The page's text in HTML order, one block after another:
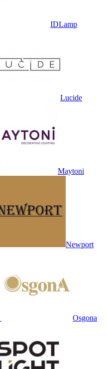
IDLamp
Lucide
Maytoni
Newport
Osgona